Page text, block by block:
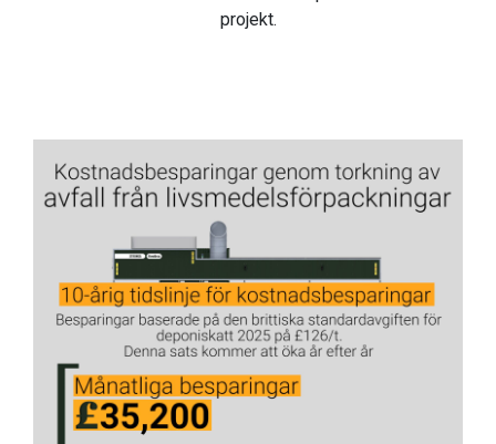
projekt.